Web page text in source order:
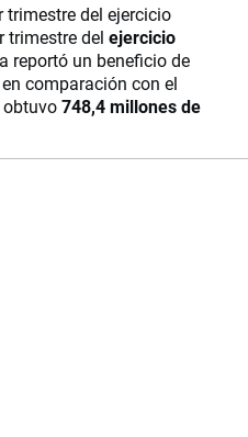
trimestre del ejercicio
trimestre del ejercicio
reportó un beneficio de
en comparación con el
obtuvo748,4 millones de